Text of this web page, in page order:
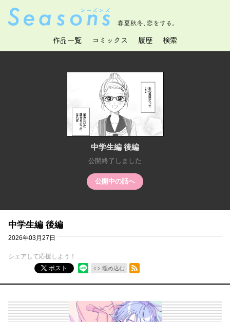
春夏秋冬、恋をする。
作品一覧 コミックス 履歴 検索
中学生編 後編
公開終了しました
公開中の話へ
中学生編 後編
2026年03月27日
シェアして応援しよう！
ポスト
埋め込む
RSSフィード